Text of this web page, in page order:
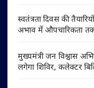
स्वतंत्रता दिवस की
अभाव में औपचारिकता तक
मुख्यमंत्री जन विश्वास
लगेगा शिविर, कलेक्टर